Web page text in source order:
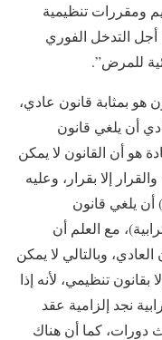
ومقررات تنظيمية
أجل التدخل الفوري
للمرض”.
هو بمثابة قانون عادي،
أن يلغي قانون
هو أن القانون لا يمكن
إلا بقرار، وعليه
يلغي قانون
مع العلم أن
وبالتالي لا يمكن
تنظيمي، لأنه إذا
نجد إلزامية عقد
دورات، كما أن هناك